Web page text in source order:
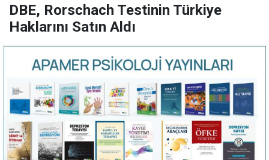
DBE, Rorschach Testinin Türkiye
Haklarını Satın Aldı